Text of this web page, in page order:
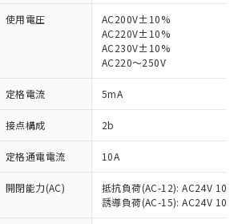
使用電圧
AC200V±10%
AC220V±10%
AC230V±10%
AC220～250V
定格電流 5mA
接点構成 2b
定格通電電流 10A
開閉能力(AC)
抵抗負荷(AC-12): AC24V 10A/
誘導負荷(AC-15): AC24V
をお読みいただき、同意のうえ
み：EU RoHS指令（10物質）の
応した製品が提供可能な商品で
RoHS指令（10物質）の非含
た製品に切り替える予定のある
し：EU RoHS指令（10物質）の
対応の商品で、対応品を出す予